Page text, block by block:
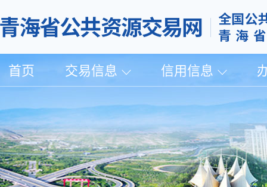
首页 交易信息 信用信息